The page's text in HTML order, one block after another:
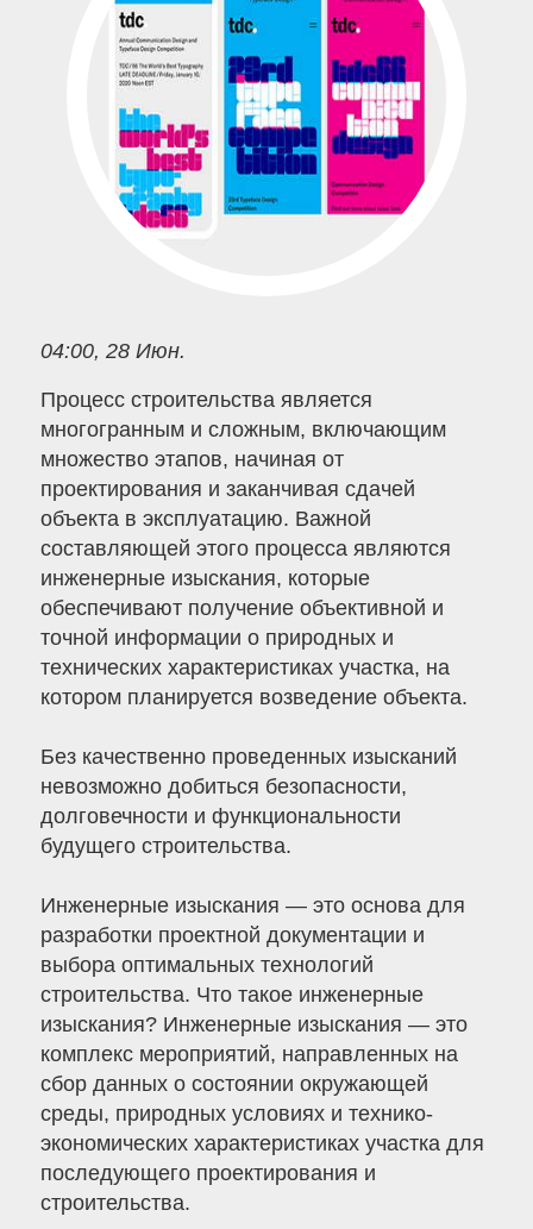
04:00, 28 Июн.
Процесс строительства является
многогранным и сложным, включающим
множество этапов, начиная от
проектирования и заканчивая сдачей
объекта в эксплуатацию. Важной
составляющей этого процесса являются
инженерные изыскания, которые
обеспечивают получение объективной и
точной информации о природных и
технических характеристиках участка, на
котором планируется возведение объекта.
Без качественно проведенных изысканий
невозможно добиться безопасности,
долговечности и функциональности
будущего строительства.
Инженерные изыскания — это основа для
разработки проектной документации и
выбора оптимальных технологий
строительства. Что такое инженерные
изыскания? Инженерные изыскания — это
комплекс мероприятий, направленных на
сбор данных о состоянии окружающей
среды, природных условиях и технико-
экономических характеристиках участка для
последующего проектирования и
строительства.